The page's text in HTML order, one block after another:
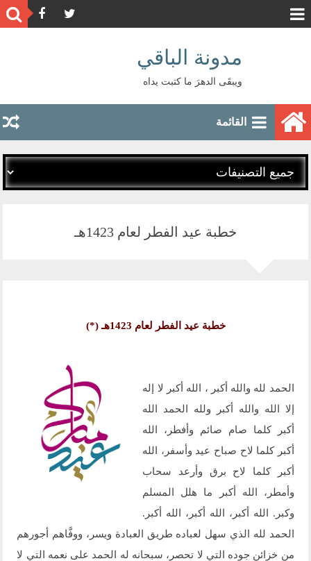
مدونة الباقي
ويبقَى الدهرَ ما كتبت يداه
القائمة
خطبة عيد الفطر لعام 1423هـ
خطبة عيد الفطر لعام 1423هـ (*)
الحمد لله والله أكبر ، الله أكبر لا إله
إلا الله والله أكبر ولله الحمد الله
أكبر كلما صام صائم وأفطر، الله
أكبر كلما لاح صباح عيد وأسفر، الله
أكبر كلما لاح برق وأرعد سحاب
وأمطر، الله أكبر ما هلل المسلم
وكبر. الله أكبر، الله أكبر، الله أكبر.
الحمد لله الذي سهل لعباده طريق العبادة ويسر، ووفَّاهم أجورهم
من خزائن جوده التي لا تحصر، سبحانه له الحمد على نعمه التي لا